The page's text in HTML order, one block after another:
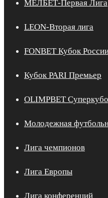
МЕЛБЕТ-Первая Лига
LEON-Вторая лига
FONBET Кубок
Кубок PARI Премьер
OLIMPBET
Молодежная
Лига чемпионов
Лига Европы
Лига конференций